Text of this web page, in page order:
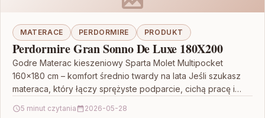
MATERACE PERDORMIRE PRODUKT
Perdormire Gran Sonno De Luxe 180X200
Godre Materac kieszeniowy Sparta Molet Multipocket
160×180 cm – komfort średnio twardy na lata Jeśli szukasz
materaca, który łączy sprężyste podparcie, cichą pracę i…
5 minut czytania 2026-05-28